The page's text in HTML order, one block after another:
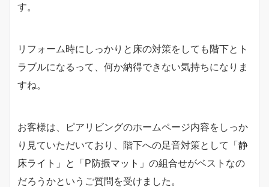
す。
リフォーム時にしっかりと床の対策をしても階下とト
ラブルになるって、何か納得できない気持ちになりま
すね。
お客様は、ピアリビングのホームページ内容をしっか
り見ていただいており、階下への足音対策として
「静
床ライト」
と 「P防振マット」 の組合せがベストなの
だろうかというご質問を受けました。